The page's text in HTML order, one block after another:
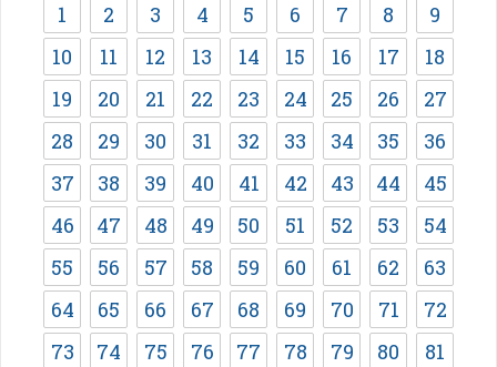
1 2 3 4 5 6 7 8
9
10
11 12 13 14 15 16 17
18
19
20 21 22 23 24 25 26
27
28
29 30 31 32 33 34 35
36
37
38 39 40 41 42 43 44
45
46
47 48 49 50 51 52 53
54
55
56 57 58 59 60 61 62
63
64
65 66 67 68 69 70 71
72
73
74 75 76 77 78 79 80
81